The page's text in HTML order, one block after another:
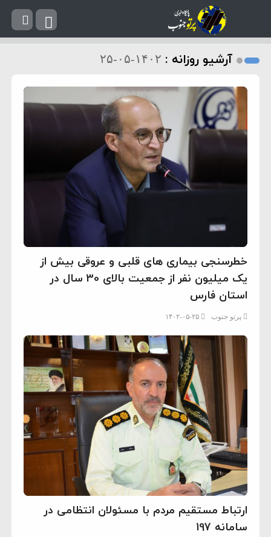
آرشیو روزانه : ۱۴۰۲-۰۵-۲۵
خطرسنجی بیماری های قلبی و عروقی بیش از
یک میلیون نفر از جمعیت بالای 30 سال در
استان فارس
پرتو جنوب ۱۴۰۲-۰۵-۲۵
ارتباط مستقیم مردم با مسئولان انتظامی در
سامانه 197